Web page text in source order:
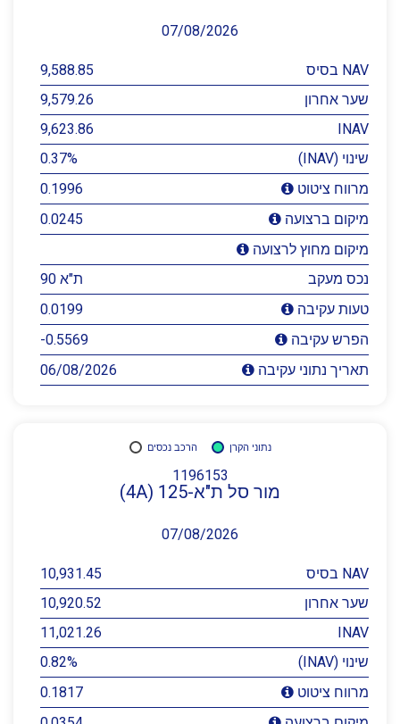
07/08/2026
NAV בסיס
9,588.85
שער אחרון
9,579.26
INAV
9,623.86
שינוי (INAV)
0.37%
מרווח ציטוט
0.1996
מיקום ברצועה
0.0245
מיקום מחוץ לרצועה
נכס מעקב
ת"א 90
טעות עקיבה
0.0199
הפרש עקיבה
-0.5569
תאריך נתוני עקיבה
06/08/2026
נתוני הקרן הרכב נכסים
1196153
מור סל ת"א-125 (4A)
07/08/2026
NAV בסיס
10,931.45
שער אחרון
10,920.52
INAV
11,021.26
שינוי (INAV)
0.82%
מרווח ציטוט
0.1817